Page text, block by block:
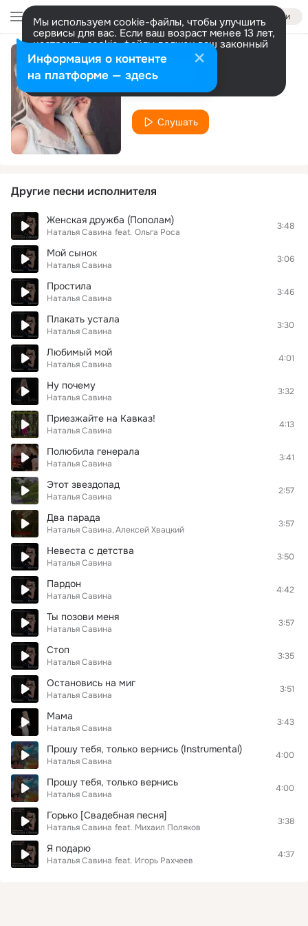
Войти
Мы используем cookie-файлы, чтобы улучшить
сервисы для вас. Если ваш возраст менее 13 лет,
настроить cookie-файлы должен ваш законный
представитель. Больше информации
Разрешить все Настроить
Моя земля
Наталья Савина
Слушать
Другие песни исполнителя
Женская дружба (Пополам)
Наталья Савина feat. Ольга Роса
3:48
Мой сынок
Наталья Савина
3:06
Простила
Наталья Савина
3:46
Плакать устала
Наталья Савина
3:30
Любимый мой
Наталья Савина
4:01
Ну почему
Наталья Савина
3:32
Приезжайте на Кавказ!
Наталья Савина
4:13
Полюбила генерала
Наталья Савина
3:41
Этот звездопад
Наталья Савина
2:57
Два парада
Наталья Савина Алексей Хвацкий
3:57
Невеста с детства
Наталья Савина
3:50
Пардон
Наталья Савина
4:42
Ты позови меня
Наталья Савина
3:57
Стоп
Наталья Савина
3:35
Остановись на миг
Наталья Савина
3:51
Мама
Наталья Савина
3:43
Прошу тебя, только вернись (Instrumental)
Наталья Савина
4:00
Прошу тебя, только вернись
Наталья Савина
4:00
Горько [Свадебная песня]
Наталья Савина feat. Михаил Поляков
3:38
Я подарю
Наталья Савина feat. Игорь Рахчеев
4:37
Информация о контенте
на платформе — здесь